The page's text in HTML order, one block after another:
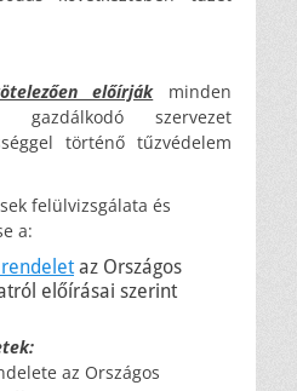
előírjákminden
gazdálkodó szervezet
történő tűzvédelem
felülvizsgálata és
a:
az Országos
előírásai szerint
az Országos